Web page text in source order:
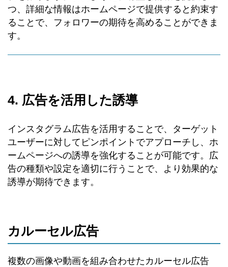
つ、詳細な情報はホームページで提供すると約束す
ることで、フォロワーの期待を高めることができま
す。
4. 広告を活用した誘導
インスタグラム広告を活用することで、ターゲット
ユーザーに対してピンポイントでアプローチし、ホ
ームページへの誘導を強化することが可能です。広
告の種類や設定を適切に行うことで、より効果的な
誘導が期待できます。
カルーセル広告
複数の画像や動画を組み合わせたカルーセル広告